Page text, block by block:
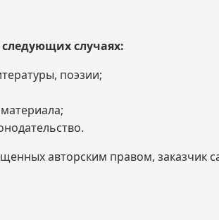
случаях:
поэзии;
авторским правом, заказчик